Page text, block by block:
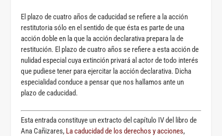
El plazo de cuatro años de caducidad se refiere a la acción
restitutoria sólo en el sentido de que ésta es parte de una
acción doble en la que la acción declarativa prepara la de
restitución. El plazo de cuatro años se refiere a esta acción de
nulidad especial cuya extinción privará al actor de todo interés
que pudiese tener para ejercitar la acción declarativa. Dicha
especialidad conduce a pensar que nos hallamos ante un
plazo de caducidad.
Esta entrada constituye un extracto del capítulo IV del libro de
Ana Cañizares, La caducidad de los derechos y acciones,